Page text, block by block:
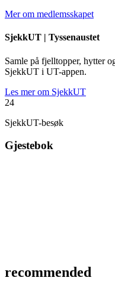
Mer om medlemsskapet
SjekkUT | Tyssenaustet
Samle på fjelltopper, hytter
SjekkUT i UT-appen.
Les mer om SjekkUT
24
SjekkUT-besøk
Gjestebok
recommended